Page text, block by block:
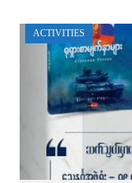
ACTIVITIES